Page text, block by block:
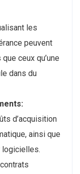
les
peuvent
ceux qu’une
dans du
d’acquisition
ainsi que
logicielles.